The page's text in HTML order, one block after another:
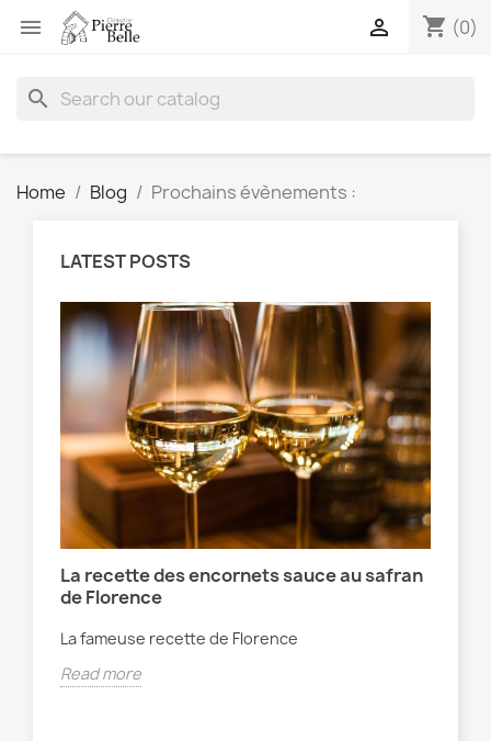
 shopping_cart (0)

search
Home Blog Prochains évènements :
LATEST POSTS
La recette des encornets sauce au safran
de Florence
La fameuse recette de Florence
Read more